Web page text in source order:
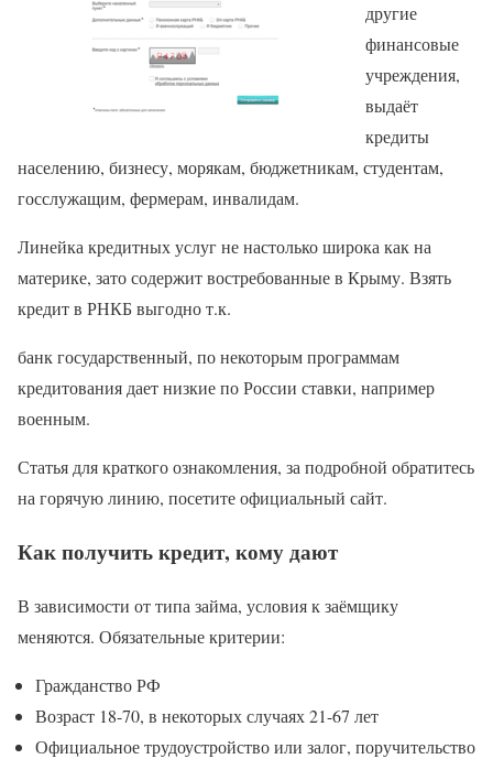
другие
финансовые
учреждения,
выдаёт
кредиты
населению, бизнесу, морякам, бюджетникам, студентам,
госслужащим, фермерам, инвалидам.
Линейка кредитных услуг не настолько широка как на
материке, зато содержит востребованные в Крыму. Взять
кредит в РНКБ выгодно т.к.
банк государственный, по некоторым программам
кредитования дает низкие по России ставки, например
военным.
Статья для краткого ознакомления, за подробной обратитесь
на горячую линию, посетите официальный сайт.
Как получить кредит, кому дают
В зависимости от типа займа, условия к заёмщику
меняются. Обязательные критерии:
Гражданство РФ
Возраст 18-70, в некоторых случаях 21-67 лет
Официальное трудоустройство или залог, поручительство